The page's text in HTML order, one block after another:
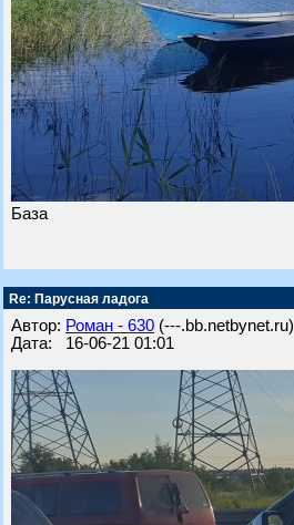
База
Re: Парусная ладога
Автор: Роман - 630 (---.bb.netbynet.ru)
Дата: 16-06-21 01:01